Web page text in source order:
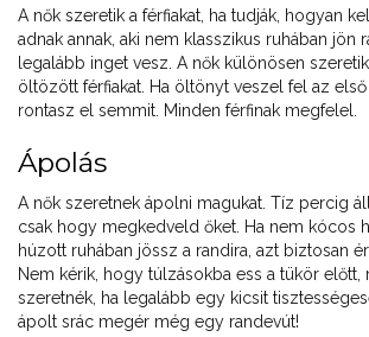
A nők szeretik a férfiakat, ha tudják, hogyan
adnak annak, aki nem klasszikus ruhában jön
legalább inget vesz. A nők különösen
öltözött férfiakat. Ha öltönyt veszel fel az
rontasz el semmit. Minden férfinak megfelel.
Ápolás
A nők szeretnek ápolni magukat. Tíz percig
csak hogy megkedveld őket. Ha nem kócos
húzott ruhában jössz a randira, azt biztosan
Nem kérik, hogy túlzásokba ess a tükör előtt,
szeretnék, ha legalább egy kicsit
ápolt srác megér még egy randevút!